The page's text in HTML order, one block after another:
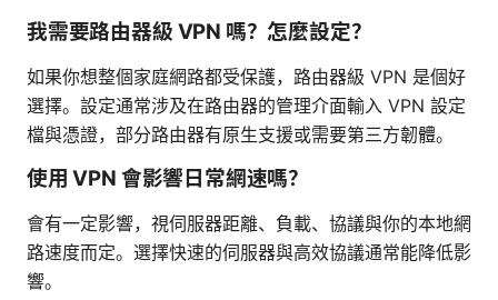
我需要路由器級 VPN 嗎？怎麼設定？
如果你想整個家庭網路都受保護，路由器級 VPN 是個好
選擇。設定通常涉及在路由器的管理介面輸入 VPN 設定
檔與憑證，部分路由器有原生支援或需要第三方韌體。
使用 VPN 會影響日常網速嗎？
會有一定影響，視伺服器距離、負載、協議與你的本地網
路速度而定。選擇快速的伺服器與高效協議通常能降低影
響。